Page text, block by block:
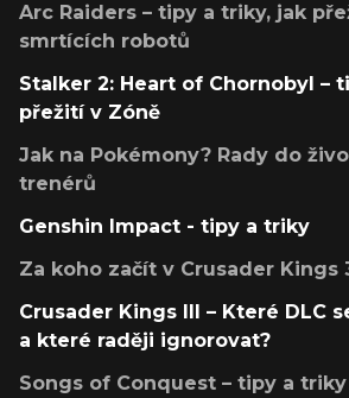
Arc Raiders – tipy a triky, jak
smrtících robotů
Stalker 2: Heart of Chornobyl –
přežití v Zóně
Jak na Pokémony? Rady do
trenérů
Genshin Impact - tipy a triky
Za koho začít v Crusader Kings
Crusader Kings III – Které DLC
a které raději ignorovat?
Songs of Conquest – tipy a triky